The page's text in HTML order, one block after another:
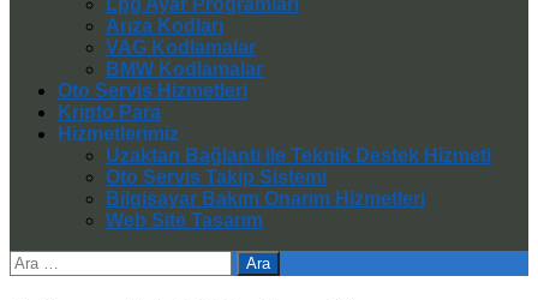
Lpg Ayar Programları
Arıza Kodları
VAG Kodlamalar
BMW Kodlamalar
Oto Servis Hizmetleri
Kripto Para
Hizmetlerimiz
Uzaktan Bağlantı ile Teknik Destek Hizmeti
Oto Servis Takip Sistemi
Bilgisayar Bakım Onarım Hizmetleri
Web Site Tasarım
Arama: